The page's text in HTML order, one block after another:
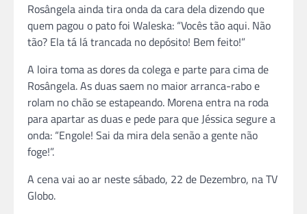
Rosângela ainda tira onda da cara dela dizendo que
quem pagou o pato foi Waleska: “Vocês tão aqui. Não
tão? Ela tá lá trancada no depósito! Bem feito!”
A loira toma as dores da colega e parte para cima de
Rosângela. As duas saem no maior arranca-rabo e
rolam no chão se estapeando. Morena entra na roda
para apartar as duas e pede para que Jéssica segure a
onda: “Engole! Sai da mira dela senão a gente não
foge!”.
A cena vai ao ar neste sábado, 22 de Dezembro, na TV
Globo.